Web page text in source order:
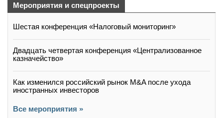
Мероприятия и спецпроекты
Шестая конференция «Налоговый мониторинг»
Двадцать четвертая конференция «Централизованное
казначейство»
Как изменился российский рынок M&A после ухода
иностранных инвесторов
Все мероприятия »